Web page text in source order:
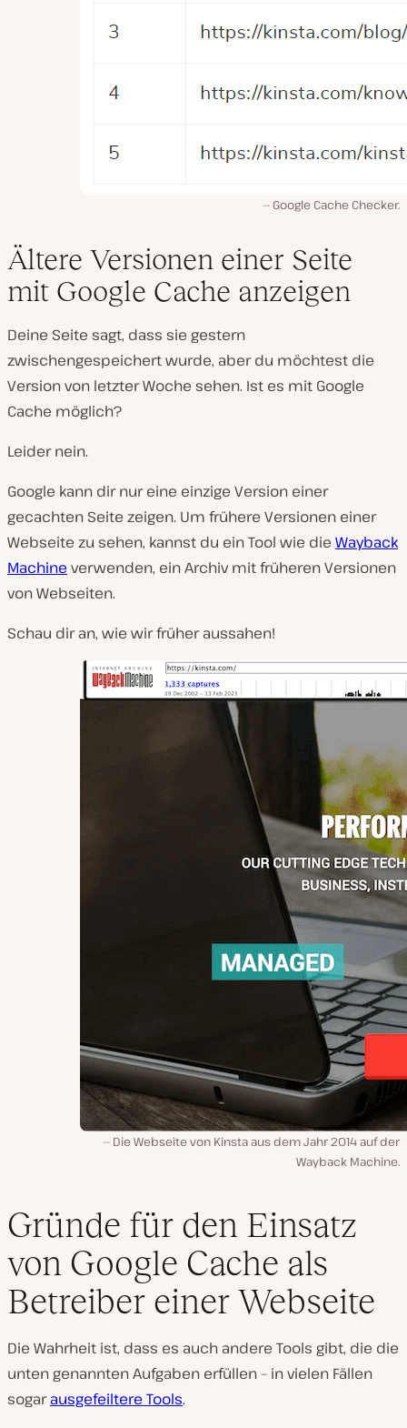
Google Cache Checker.
Ältere Versionen einer Seite
mit Google Cache anzeigen
Deine Seite sagt, dass sie gestern
zwischengespeichert wurde, aber du möchtest die
Version von letzter Woche sehen. Ist es mit Google
Cache möglich?
Leider nein.
Google kann dir nur eine einzige Version einer
gecachten Seite zeigen. Um frühere Versionen einer
Webseite zu sehen, kannst du ein Tool wie die Wayback
Machine verwenden, ein Archiv mit früheren Versionen
von Webseiten.
Schau dir an, wie wir früher aussahen!
Die Webseite von Kinsta aus dem Jahr 2014 auf der
Wayback Machine.
Gründe für den Einsatz
von Google Cache als
Betreiber einer Webseite
Die Wahrheit ist, dass es auch andere Tools gibt, die die
unten genannten Aufgaben erfüllen – in vielen Fällen
sogarausgefeiltere Tools.